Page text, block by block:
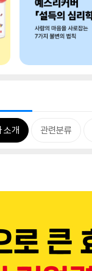
소개 관련분류